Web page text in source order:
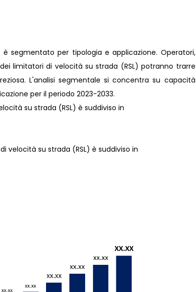
segmentato per tipologia e applicazione. Operatori,
limitatori di velocità su strada (RSL) potranno trarre
L'analisi segmentale si concentra su capacità
per il periodo 2023-2033.
su strada (RSL) è suddiviso in
velocità su strada (RSL) è suddiviso in